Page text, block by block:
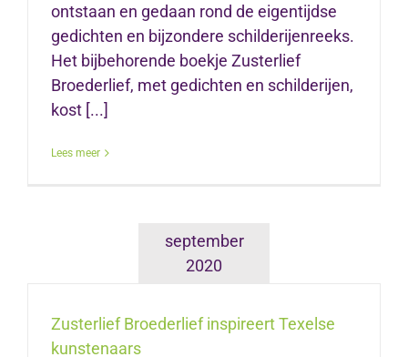
ontstaan en gedaan rond de eigentijdse
gedichten en bijzondere schilderijenreeks.
Het bijbehorende boekje Zusterlief
Broederlief, met gedichten en schilderijen,
kost [...]
Lees meer
september
2020
Zusterlief Broederlief inspireert Texelse
kunstenaars